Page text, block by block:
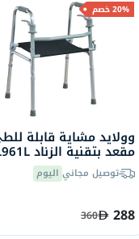
20% خصم
وولايد مشاية قابلة
مقعد بتقنية الزناد JL961L
توصيل مجاني اليوم
288
360